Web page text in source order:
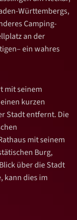
Württembergs,
Camping-
an der
ein wahres
mit seinem
kurzen
Stadt entfernt. Die
mit seinem
Burg,
über die Stadt
kann dies im